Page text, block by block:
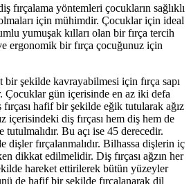
fırçalama yöntemleri çocukların sağlıklı
için mühimdir. Çocuklar için ideal
yumuşak kılları olan bir fırça tercih
ergonomik bir fırça çocuğunuz için
bir şekilde kavrayabilmesi için fırça sapı
Çocuklar gün içerisinde en az iki defa
fırçası hafif bir şekilde eğik tutularak ağız
içerisindeki diş fırçası hem diş hem de
Bu açı ise 45 derecedir.
dişler fırçalanmalıdır. Bilhassa dişlerin iç
dikkat edilmelidir. Diş fırçası ağzın her
hareket ettirilerek bütün yüzeyler
de hafif bir şekilde fırçalanarak dil